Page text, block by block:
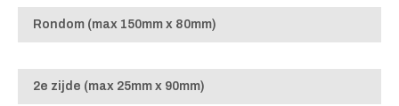
Rondom (max 150mm x 80mm)
2e zijde (max 25mm x 90mm)